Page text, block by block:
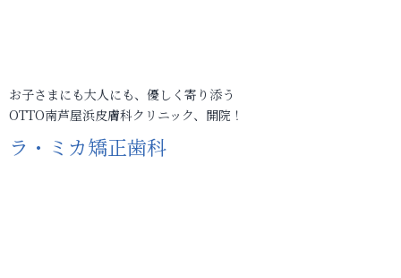
お子さまにも大人にも、優しく寄り添う
OTTO南芦屋浜皮膚科クリニック、開院！
ラ・ミカ矯正歯科